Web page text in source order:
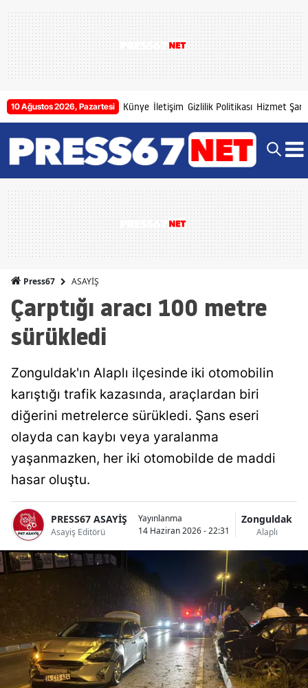
10 Ağustos 2026, Pazartesi Künye İletişim Gizlilik Politikası Hizmet
Press67 ASAYİŞ
Çarptığı aracı 100 metre
sürükledi
Zonguldak'ın Alaplı ilçesinde iki otomobilin
karıştığı trafik kazasında, araçlardan biri
diğerini metrelerce sürükledi. Şans eseri
olayda can kaybı veya yaralanma
yaşanmazken, her iki otomobilde de maddi
hasar oluştu.
PRESS67 ASAYİŞ
Asayiş Editörü
Yayınlanma
14 Haziran 2026 - 22:31
Zonguldak
Alaplı